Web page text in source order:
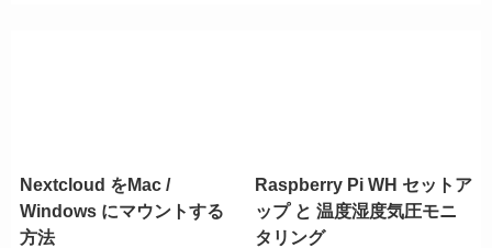
Nextcloud をMac /
Windows にマウントする
方法
Raspberry Pi WH セットア
ップ と 温度湿度気圧モニ
タリング